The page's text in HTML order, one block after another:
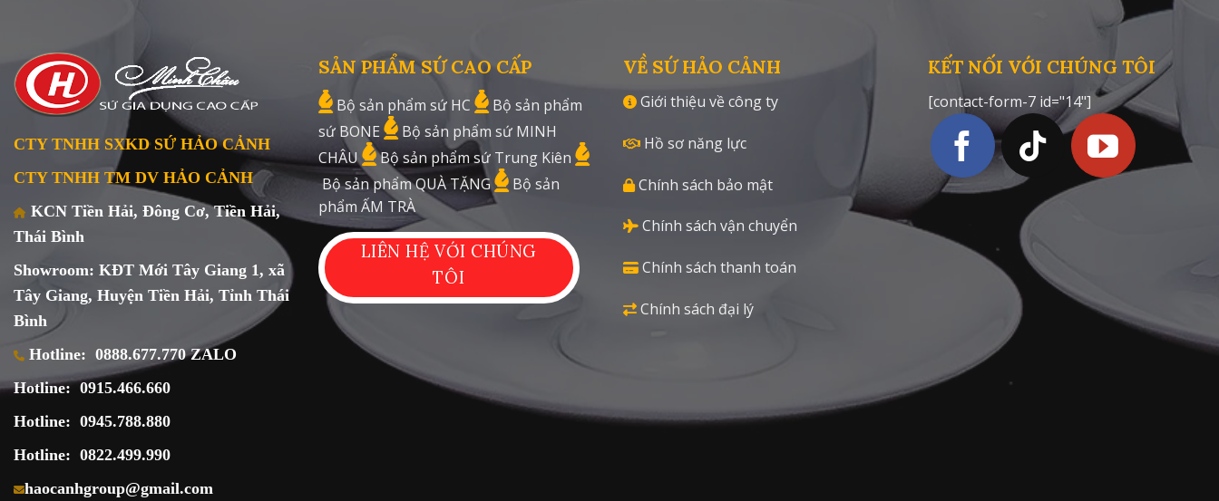
CTY TNHH SXKD SỨ HẢO CẢNH
CTY TNHH TM DV HẢO CẢNH
KCN Tiền Hải, Đông Cơ, Tiền Hải,
Thái Bình
Showroom: KĐT Mới Tây Giang 1, xã
Tây Giang, Huyện Tiền Hải, Tỉnh Thái
Bình
Hotline: 0888.677.770 ZALO
Hotline:0915.466.660
Hotline: 0945.788.880
Hotline: 0822.499.990
haocanhgroup@gmail.com
SẢN PHẨM SỨ CAO CẤP
Bộ sản phẩm sứ HC
Bộ sản phẩm
sứ BONE
Bộ sản phẩm sứ MINH
CHÂU
Bộ sản phẩm sứ Trung Kiên
Bộ sản phẩm QUÀ TẶNG
Bộ sản
phẩm ẤM TRÀ
LIÊN HỆ VỚI CHÚNG
TÔI
VỀ SỨ HẢO CẢNH
Giới thiệu về công ty
Hồ sơ năng lực
Chính sách bảo mật
Chính sách vận chuyển
Chính sách thanh toán
Chính sách đại lý
KẾT NỐI VỚI CHÚNG TÔI
[contact-form-7 id="14"]